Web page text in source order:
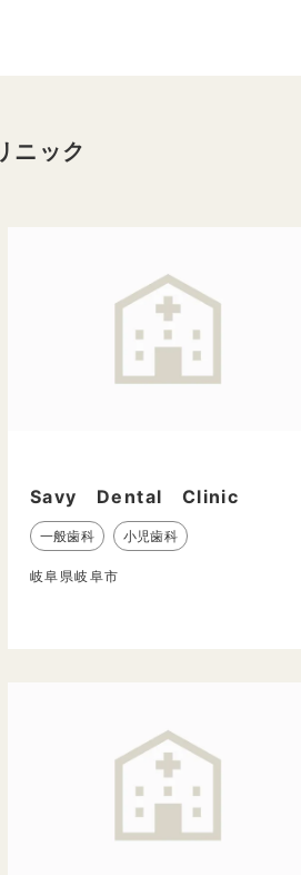
ニック
Savy Dental Clinic
一般歯科 小児歯科
岐阜県岐阜市